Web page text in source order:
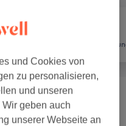
ab CHF 100
und Cookies von
zu personalisieren,
und unseren
geben auch
unserer Webseite an